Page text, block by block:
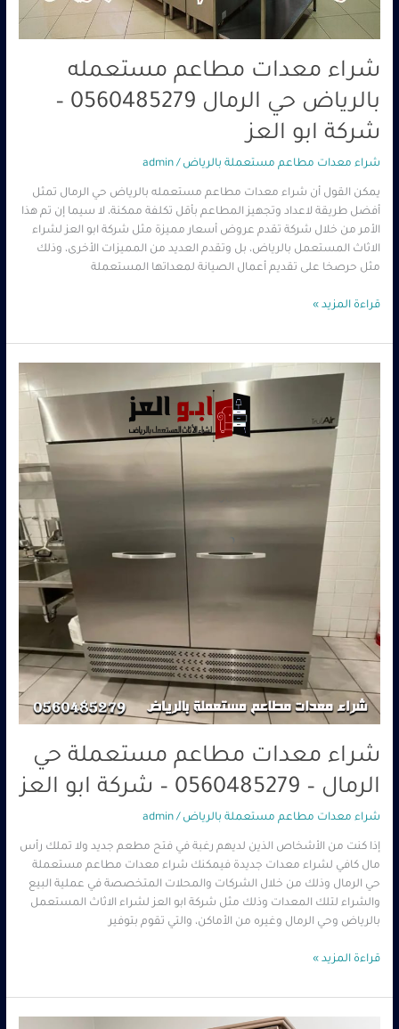
شراء معدات مطاعم مستعمله
بالرياض حي الرمال 0560485279 –
شركة ابو العز
شراء معدات مطاعم مستعملة بالرياض /
admin
يمكن القول أن شراء معدات مطاعم مستعمله بالرياض حي الرمال تمثل
أفضل طريقة لاعداد وتجهيز المطاعم بأقل تكلفة ممكنة، لا سيما إن تم هذا
الأمر من خلال شركة تقدم عروض أسعار مميزة مثل شركة ابو العز لشراء
الاثاث المستعمل بالرياض، بل وتقدم العديد من المميزات الأخرى، وذلك
مثل حرصخا على تقديم أعمال الصيانة لمعداتها المستعملة
قراءة المزيد »
شراء معدات مطاعم مستعملة حي
الرمال – 0560485279 – شركة ابو العز
شراء معدات مطاعم مستعملة بالرياض /
admin
إذا كنت من الأشخاص الذين لديهم رغبة في فتح مطعم جديد ولا تملك رأس
مال كافي لشراء معدات جديدة فيمكنك شراء معدات مطاعم مستعملة
حي الرمال وذلك من خلال الشركات والمحلات المتخصصة في عملية البيع
والشراء لتلك المعدات وذلك مثل شركة ابو العز لشراء الاثاث المستعمل
بالرياض وحي الرمال وغيره من الأماكن، والتي تقوم بتوفير
شراء
مستعملة
0560485279
قراءة المزيد »